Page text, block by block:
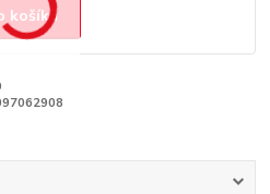
košíku